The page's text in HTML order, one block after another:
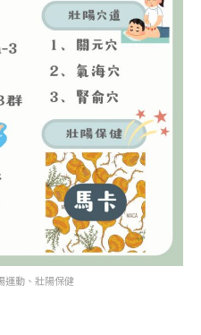
運動、壯陽保健